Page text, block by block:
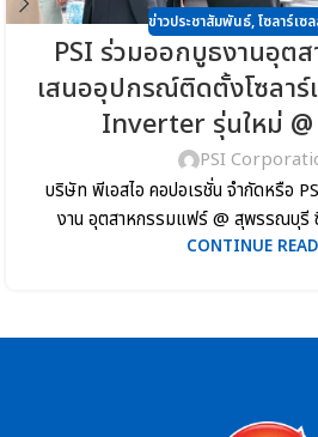
ข่าวประชาสัมพันธ์,โซลาร์เซ
PSI ร่วมออกบูธงานอุต
เสนออุปกรณ์ติดตั้งโซลา
Inverter รุ่นใหม่
PSI
บริษัท พีเอสไอ คอปอเรชั่น จำกัดหรือ
งาน อุตสาหกรรมแฟร์ @ สุพรรณบุรี
CONTINUE